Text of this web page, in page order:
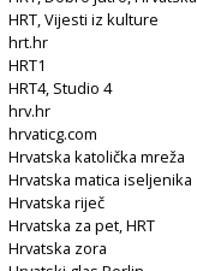
HRT, Vijesti iz kulture
hrt.hr
HRT1
HRT4, Studio 4
hrv.hr
hrvaticg.com
Hrvatska katolička mreža
Hrvatska matica iseljenika
Hrvatska riječ
Hrvatska za pet, HRT
Hrvatska zora